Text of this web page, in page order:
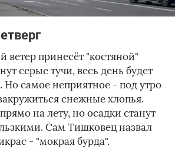
ветер принесёт "костяной"
серые тучи, весь день будет
самое неприятное - под утро
снежные хлопья.
на лету, но осадки станут
Сам Тишковец назвал
- "мокрая бурда".